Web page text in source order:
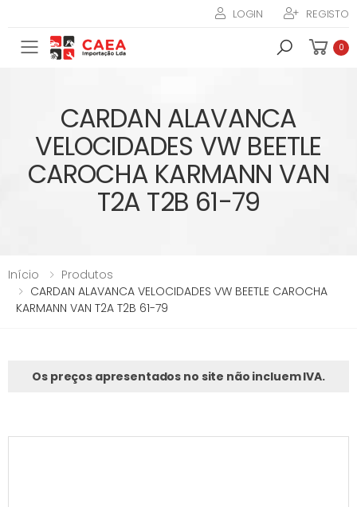
LOGIN REGISTO
Toggle mobile menu 0
CARDAN ALAVANCA
VELOCIDADES VW BEETLE
CAROCHA KARMANN VAN
T2A T2B 61-79
Início
Produtos
CARDAN ALAVANCA VELOCIDADES VW BEETLE CAROCHA
KARMANN VAN T2A T2B 61-79
Os preços apresentados no site não incluem IVA.